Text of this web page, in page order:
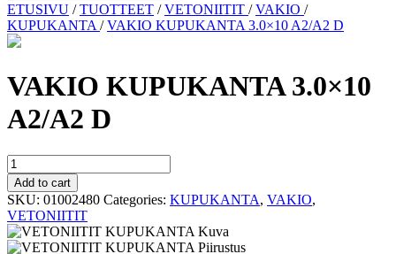
Skip
to
content
ETUSIVU /TUOTTEET /VETONIITIT /VAKIO /
KUPUKANTA /VAKIO KUPUKANTA 3.0×10 A2/A2 D
VAKIO KUPUKANTA 3.0×10
A2/A2 D
VAKIO
KUPUKANTA
3.0x10
A2/A2
D
quantity
Add to cart
SKU: 01002480 Categories: KUPUKANTA, VAKIO,
VETONIITIT